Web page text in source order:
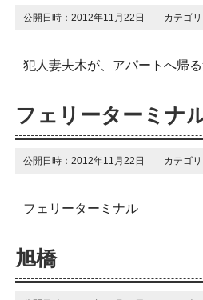
公開日時：2012年11月22日 カテゴリ
犯人妻夫木が、アパートへ帰る
フェリーターミナ
公開日時：2012年11月22日 カテゴリ
フェリーターミナル
旭橋